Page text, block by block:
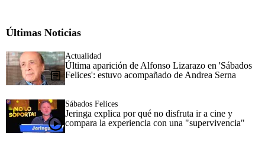
Últimas Noticias
Actualidad
Última aparición de Alfonso Lizarazo en 'Sábados
Felices': estuvo acompañado de Andrea Serna
Sábados Felices
Jeringa explica por qué no disfruta ir a cine y
compara la experiencia con una "supervivencia"